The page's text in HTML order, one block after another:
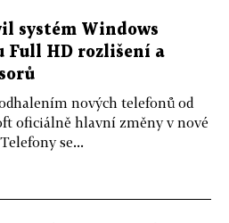
systém Windows
Full HD rozlišení a
nových telefonů od
oficiálně hlavní změny v nové
se...